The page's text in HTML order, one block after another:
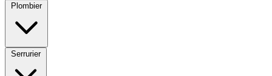
Plombier
Serrurier